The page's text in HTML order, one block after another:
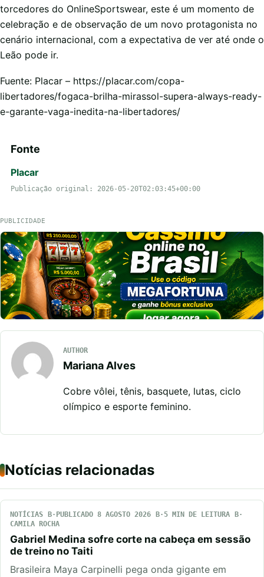
torcedores do OnlineSportswear, este é um momento de
celebração e de observação de um novo protagonista no
cenário internacional, com a expectativa de ver até onde o
Leão pode ir.
Fuente: Placar – https://placar.com/copa-
libertadores/fogaca-brilha-mirassol-supera-always-ready-
e-garante-vaga-inedita-na-libertadores/
Fonte
Placar
Publicação original: 2026-05-20T02:03:45+00:00
PUBLICIDADE
AUTHOR
Mariana Alves
Cobre vôlei, tênis, basquete, lutas, ciclo
olímpico e esporte feminino.
Notícias relacionadas
NOTÍCIAS PUBLICADO 8 AGOSTO 2026
5 MIN DE LEITURA
CAMILA ROCHA
Gabriel Medina sofre corte na cabeça em sessão
de treino no Taiti
Brasileira Maya Carpinelli pega onda gigante em